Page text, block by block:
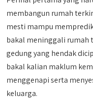
membangun rumah
mesti mampu
bakal meninggali rumah
gedung yang hendak
bakal kalian maklum
menggenapi serta
keluarga.